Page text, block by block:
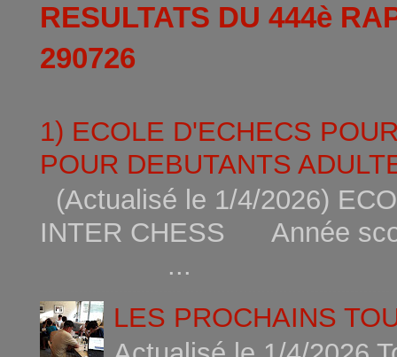
RESULTATS DU 444è
290726
1) ECOLE D'ECHECS
POUR DEBUTANTS
(Actualisé le 1/4/2026)
INTER CHESS Année
...
LES PROCHAINS